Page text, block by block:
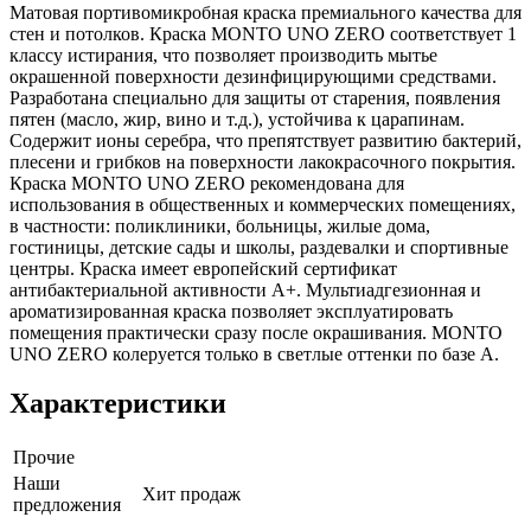
Матовая портивомикробная краска премиального качества для
стен и потолков. Краска MONTO UNO ZERO соответствует 1
классу истирания, что позволяет производить мытье
окрашенной поверхности дезинфицирующими средствами.
Разработана специально для защиты от старения, появления
пятен (масло, жир, вино и т.д.), устойчива к царапинам.
Содержит ионы серебра, что препятствует развитию бактерий,
плесени и грибков на поверхности лакокрасочного покрытия.
Краска MONTO UNO ZERO рекомендована для
использования в общественных и коммерческих помещениях,
в частности: поликлиники, больницы, жилые дома,
гостиницы, детские сады и школы, раздевалки и спортивные
центры. Краска имеет европейский сертификат
антибактериальной активности А+. Мультиадгезионная и
ароматизированная краска позволяет эксплуатировать
помещения практически сразу после окрашивания. MONTO
UNO ZERO колеруется только в светлые оттенки по базе А.
Характеристики
Прочие
Наши
предложения
Хит продаж